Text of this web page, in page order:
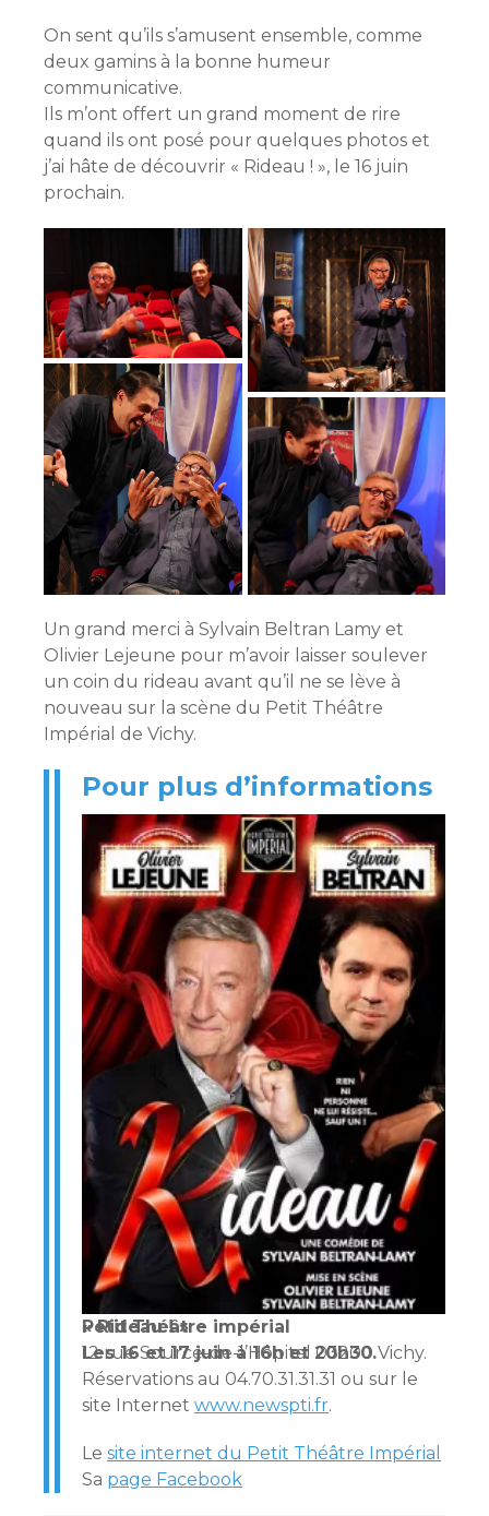
On sent qu’ils s’amusent ensemble, comme
deux gamins à la bonne humeur
communicative.
Ils m’ont offert un grand moment de rire
quand ils ont posé pour quelques photos et
j’ai hâte de découvrir « Rideau ! », le 16 juin
prochain.
Un grand merci à Sylvain Beltran Lamy et
Olivier Lejeune pour m’avoir laisser soulever
un coin du rideau avant qu’il ne se lève à
nouveau sur la scène du Petit Théâtre
Impérial de Vichy.
Pour plus d’informations
« Rideau ! »
Les 16 et 17 juin à 16h et 20h30.
Petit Théâtre impérial
12 rue Source-de-l’Hôpital 03200 Vichy.
Réservations au 04.70.31.31.31 ou sur le
site Internet www.newspti.fr.
Le site internet du Petit Théâtre Impérial
Sa page Facebook